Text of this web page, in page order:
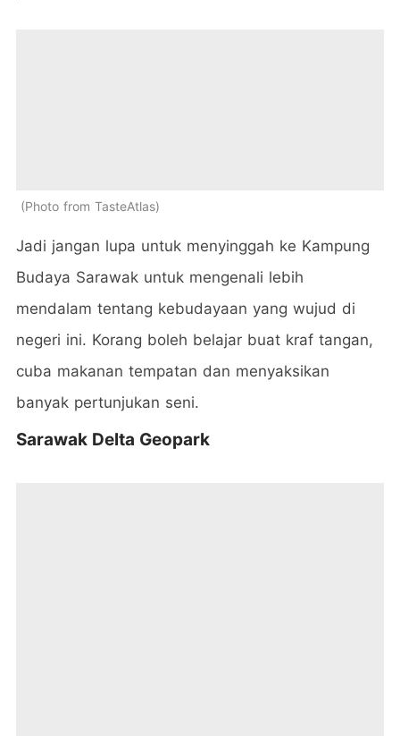
Photo from TasteAtlas
Jadi jangan lupa untuk menyinggah ke Kampung
Budaya Sarawak untuk mengenali lebih
mendalam tentang kebudayaan yang wujud di
negeri ini. Korang boleh belajar buat kraf tangan,
cuba makanan tempatan dan menyaksikan
banyak pertunjukan seni.
Sarawak Delta Geopark